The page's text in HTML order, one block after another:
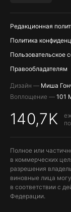
Редакционная
Политика
Пользовательское
Правообладателям
Дизайн — Миша
Воплощение — 101
140,7K
Полное или
в коммерческих
разрешения
виновные лица
в соответствии с
Федерации.